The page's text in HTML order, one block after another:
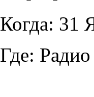
Когда: 31
Где: